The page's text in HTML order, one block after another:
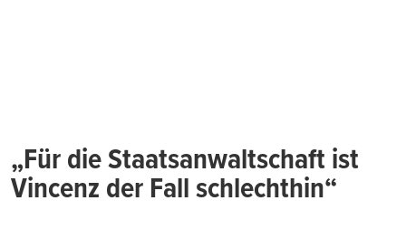
„Für die Staatsanwaltschaft ist
Vincenz der Fall schlechthin“